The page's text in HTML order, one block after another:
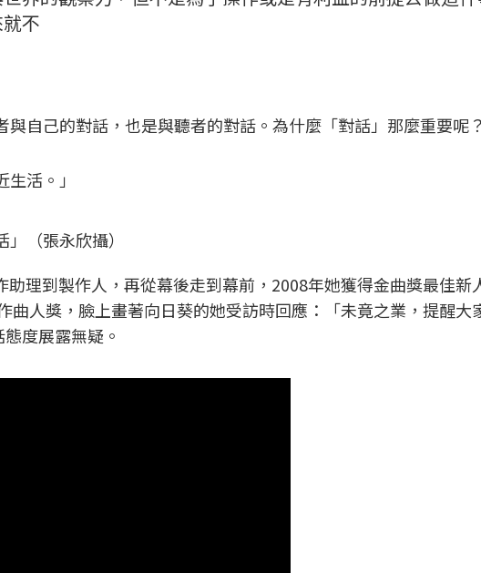
不
與自己的對話，也是與聽者的對話。為什麼「對話」那麼重要呢
活。」
（張永欣攝）
理到製作人，再從幕後走到幕前，2008年她獲得金曲獎最佳新
曲人獎，臉上畫著向日葵的她受訪時回應：「未竟之業，提醒大
度展露無疑。